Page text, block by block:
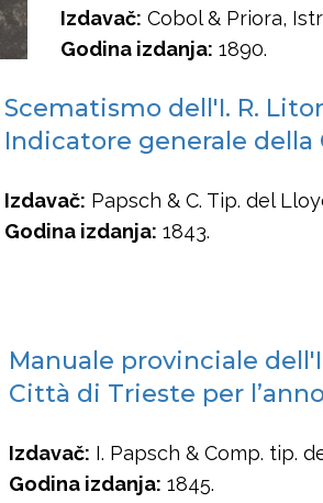
Izdavač: Cobol & Priora,
Godina izdanja: 1890.
Scematismo dell'I. R.
Indicatore generale
Izdavač: Papsch & C. Tip. del
Godina izdanja: 1843.
Manuale provinciale
Città di Trieste per
Izdavač: I. Papsch & Comp. tip.
Godina izdanja: 1845.